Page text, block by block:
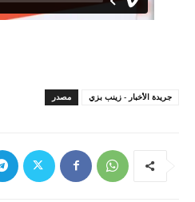
مصدر جريدة الأخبار - زينب بزي